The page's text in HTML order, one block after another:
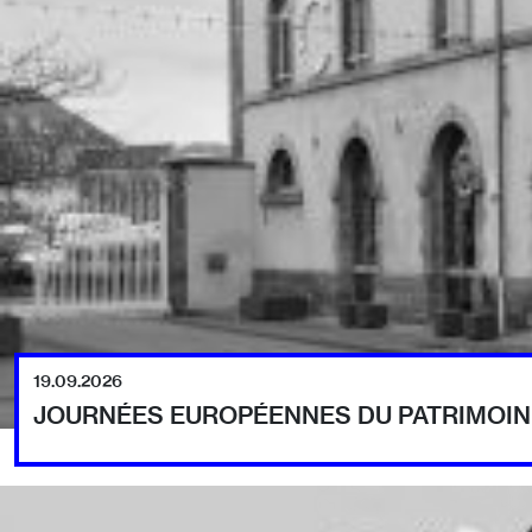
19.09.2026
JOURNÉES EUROPÉENNES DU